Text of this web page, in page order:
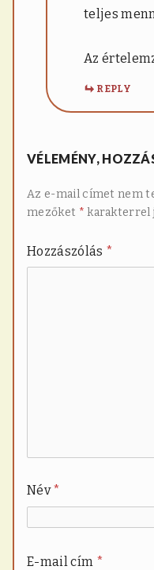
teljes
Az
REPLY
VÉLEMÉNY,
Az e-mail címet nem
mezőket * karakterrel
Hozzászólás *
Név*
E-mail cím *